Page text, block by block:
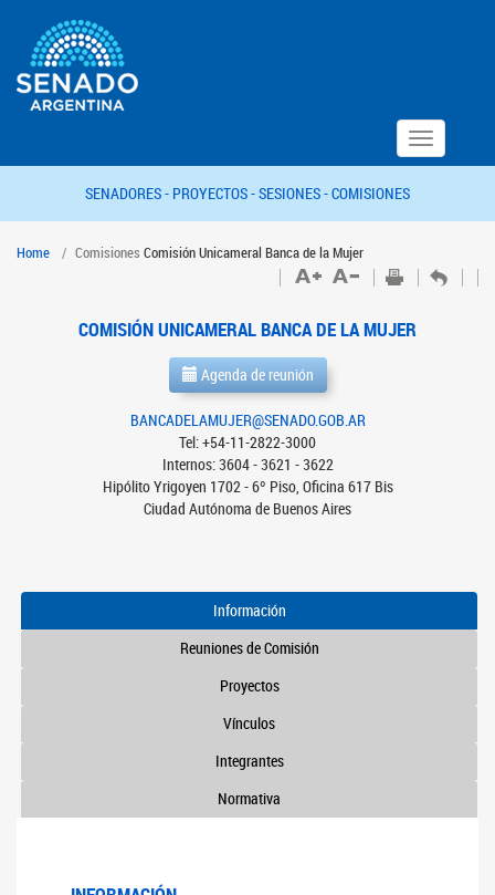
Toggle
navigation
SENADORES - PROYECTOS -SESIONES -COMISIONES
Home Comisiones Comisión Unicameral Banca de la Mujer
COMISIÓN UNICAMERAL BANCA DE LA MUJER
Agenda de reunión
BANCADELAMUJER@SENADO.GOB.AR
Tel: +54-11-2822-3000
Internos: 3604 - 3621 - 3622
Hipólito Yrigoyen 1702 - 6º Piso, Oficina 617 Bis
Ciudad Autónoma de Buenos Aires
Información
Reuniones de Comisión
Proyectos
Vínculos
Integrantes
Normativa